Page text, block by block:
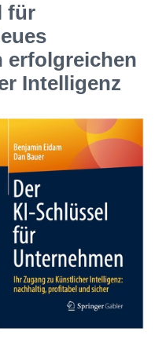
für
erfolgreichen
Intelligenz